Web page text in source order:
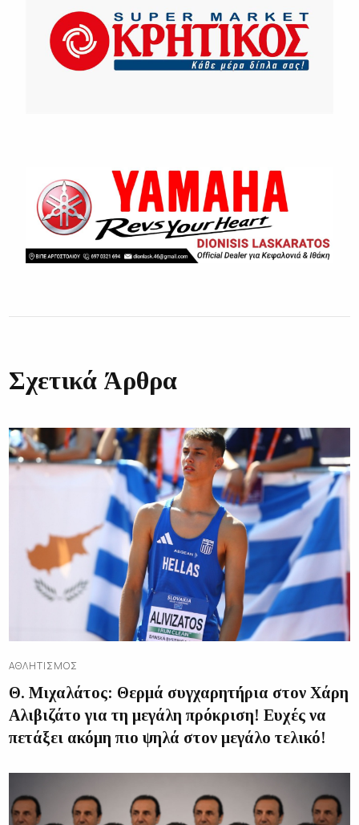
Σχετικά Άρθρα
ΑΘΛΗΤΙΣΜΌΣ
Θ. Μιχαλάτος: Θερμά συγχαρητήρια στον Χάρη
Αλιβιζάτο για τη μεγάλη πρόκριση! Ευχές να
πετάξει ακόμη πιο ψηλά στον μεγάλο τελικό!